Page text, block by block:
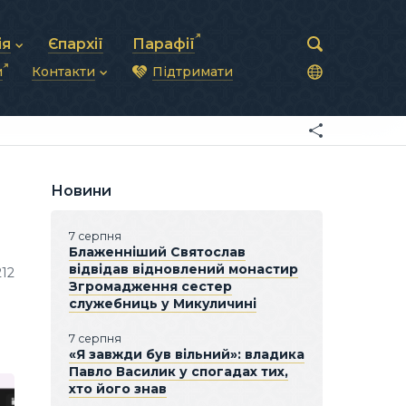
рада
та комунікації
Єпархії Парафії
Контакти
Синоди Єпископів
Патріарша курія
Підтримати
Новини
7 серпня
Блаженніший Святослав
відвідав відновлений монастир
Згромадження сестер
служебниць у Микуличині
7 серпня
«Я завжди був вільний»: владика
Павло Василик у спогадах тих,
хто його знав